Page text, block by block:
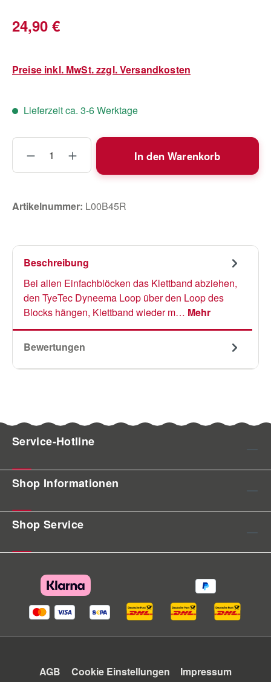
Regulärer Preis:
24,90 €
Preise inkl. MwSt. zzgl. Versandkosten
Lieferzeit ca. 3-6 Werktage
Produkt Anzahl: Gib den gewünschten
In den Warenkorb
Artikelnummer: L00B45R
Beschreibung
Bei allen Einfachblöcken das Klettband abziehen,
den TyeTec Dyneema Loop über den Loop des
Blocks hängen, Klettband wieder m… Mehr
Bewertungen
Service-Hotline
Shop Informationen
Shop Service
AGB Cookie Einstellungen Impressum